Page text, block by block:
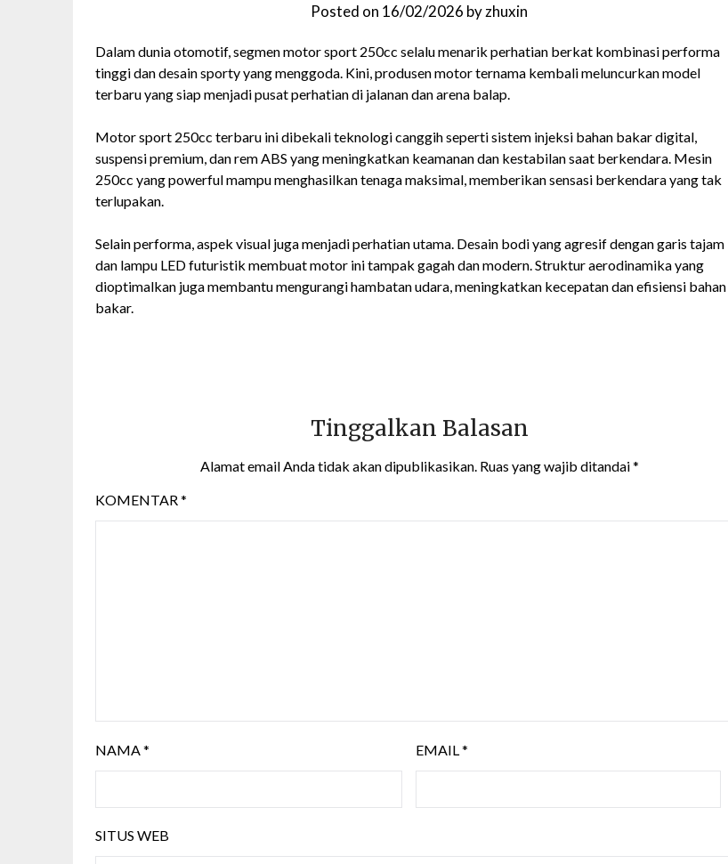
Posted on 16/02/2026 byzhuxin
Dalam dunia otomotif, segmen motor sport 250cc selalu menarik perhatian berkat kombinasi performa
tinggi dan desain sporty yang menggoda. Kini, produsen motor ternama kembali meluncurkan model
terbaru yang siap menjadi pusat perhatian di jalanan dan arena balap.
Motor sport 250cc terbaru ini dibekali teknologi canggih seperti sistem injeksi bahan bakar digital,
suspensi premium, dan rem ABS yang meningkatkan keamanan dan kestabilan saat berkendara. Mesin
250cc yang powerful mampu menghasilkan tenaga maksimal, memberikan sensasi berkendara yang tak
terlupakan.
Selain performa, aspek visual juga menjadi perhatian utama. Desain bodi yang agresif dengan garis tajam
dan lampu LED futuristik membuat motor ini tampak gagah dan modern. Struktur aerodinamika yang
dioptimalkan juga membantu mengurangi hambatan udara, meningkatkan kecepatan dan efisiensi bahan
bakar.
Tinggalkan Balasan
Alamat email Anda tidak akan dipublikasikan. Ruas yang wajib ditandai*
KOMENTAR*
NAMA* EMAIL*
SITUS WEB